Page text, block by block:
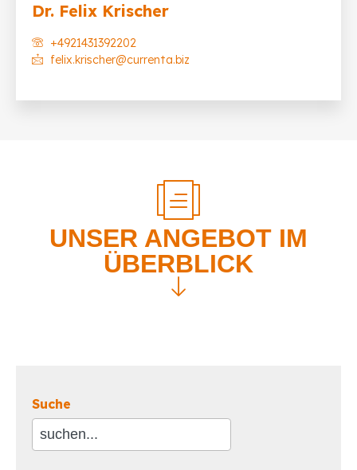
Dr. Felix Krischer
+4921431392202
felix.krischer@currenta.biz
UNSER ANGEBOT IM
ÜBERBLICK
Suche